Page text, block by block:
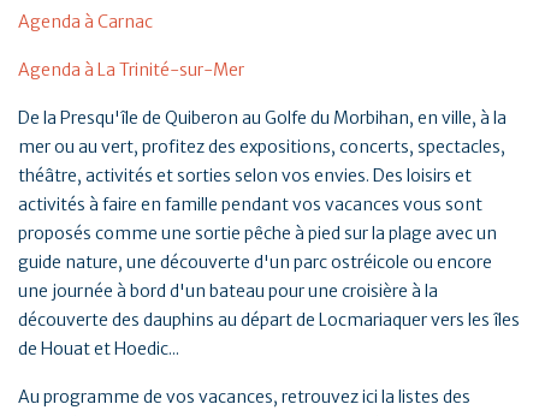
Agenda à Carnac
Agenda à La Trinité-sur-Mer
De la Presqu'île de Quiberon au Golfe du Morbihan, en ville, à la
mer ou au vert, profitez des expositions, concerts, spectacles,
théâtre, activités et sorties selon vos envies. Des loisirs et
activités à faire en famille pendant vos vacances vous sont
proposés comme une sortie pêche à pied sur la plage avec un
guide nature, une découverte d'un parc ostréicole ou encore
une journée à bord d'un bateau pour une croisière à la
découverte des dauphins au départ de Locmariaquer vers les îles
de Houat et Hoedic...
Au programme de vos vacances, retrouvez ici la listes des